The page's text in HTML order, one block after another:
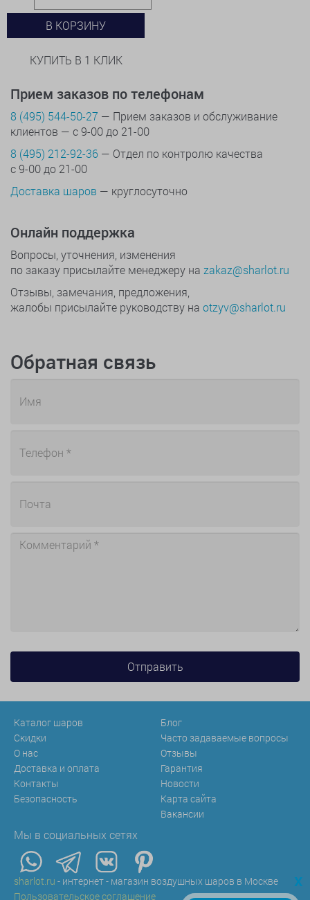
В КОРЗИНУ
КУПИТЬ В 1 КЛИК
Прием заказов по телефонам
8 (495) 544-50-27 — Прием заказов и обслуживание
клиентов — с 9-00 до 21-00
8 (495) 212-92-36 — Отдел по контролю качества
с 9-00 до 21-00
Доставка шаров — круглосуточно
Онлайн поддержка
Вопросы, уточнения, изменения
по заказу присылайте менеджеру на zakaz@sharlot.ru
Отзывы, замечания, предложения,
жалобы присылайте руководству на otzyv@sharlot.ru
Обратная связь
Каталог шаров
Скидки
О нас
Доставка и оплата
Контакты
Безопасность
Блог
Часто задаваемые вопросы
Отзывы
Гарантия
Новости
Карта сайта
Вакансии
Мы в социальных сетях
sharlot.ru - интернет - магазин воздушных шаров в Москве
Пользовательское соглашение
x